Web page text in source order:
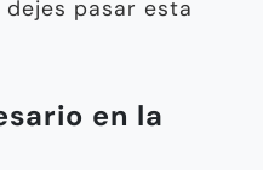
pasar esta
en la